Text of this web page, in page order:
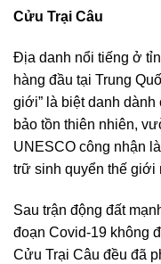
Cửu Trại Câu
Địa danh nổi tiếng ở
hàng đầu tại Trung
giới” là biệt danh
bảo tồn thiên nhiên,
UNESCO công nhận
trữ sinh quyển thế giới
Sau trận động đất
đoạn Covid-19 không
Cửu Trại Câu đều đã